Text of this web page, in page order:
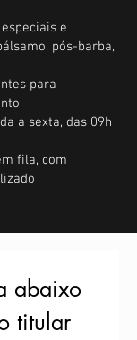
e
pós-barba,
para
a sexta, das 09h
fila, com
abaixo
titular